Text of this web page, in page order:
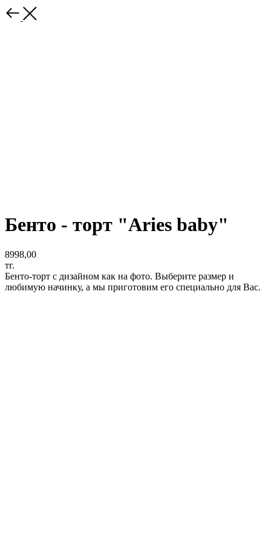
Бенто - торт "Aries baby"
8998,00
тг.
Бенто-торт с дизайном как на фото. Выберите размер и
любимую начинку, а мы приготовим его специально для Вас.